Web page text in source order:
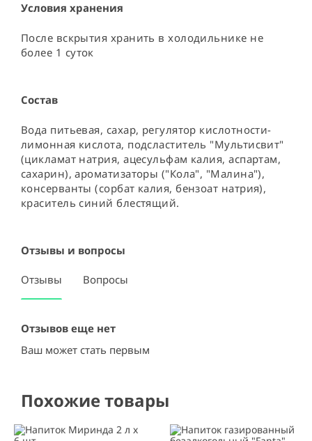
Условия хранения
После вскрытия хранить в холодильнике не
более 1 суток
Состав
Вода питьевая, сахар, регулятор кислотности-
лимонная кислота, подсластитель "Мультисвит"
(цикламат натрия, ацесульфам калия, аспартам,
сахарин), ароматизаторы ("Кола", "Малина"),
консерванты (сорбат калия, бензоат натрия),
краситель синий блестящий.
Отзывы и вопросы
Отзывы Вопросы
Отзывов еще нет
Ваш может стать первым
Похожие товары